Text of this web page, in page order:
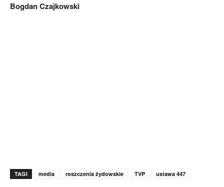
Bogdan Czajkowski
TAGI media roszczenia żydowskie TVP ustawa 447